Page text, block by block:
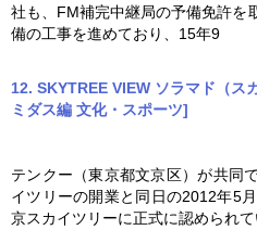
社も、FM補完中継局の予備免許を
備の工事を進めており、15年9
12. SKYTREE VIEW ソラマド（ス
ミダス編 文化・スポーツ]
テンクー（東京都文京区）が共同
イツリーの開業と同日の2012年5
京スカイツリーに正式に認められ